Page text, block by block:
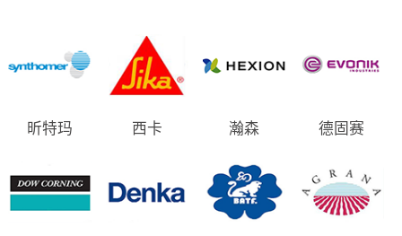
昕特玛 西卡 瀚森 德固赛